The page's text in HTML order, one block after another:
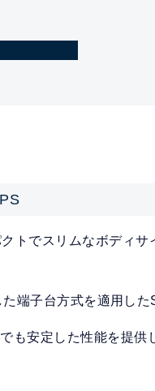
トでスリムなボディ
端子台方式を適用し
も安定した性能を提